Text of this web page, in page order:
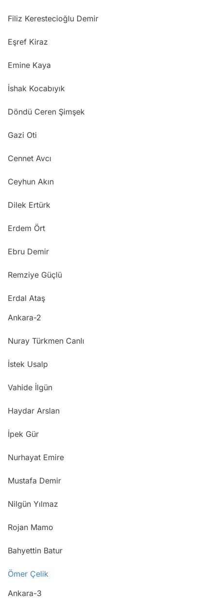
Filiz Kerestecioğlu Demir
Eşref Kiraz
Emine Kaya
İshak Kocabıyık
Döndü Ceren Şimşek
Gazi Oti
Cennet Avcı
Ceyhun Akın
Dilek Ertürk
Erdem Ört
Ebru Demir
Remziye Güçlü
Erdal Ataş
Ankara-2
Nuray Türkmen Canlı
İstek Usalp
Vahide İlgün
Haydar Arslan
İpek Gür
Nurhayat Emire
Mustafa Demir
Nilgün Yılmaz
Rojan Mamo
Bahyettin Batur
Ömer Çelik
Ankara-3